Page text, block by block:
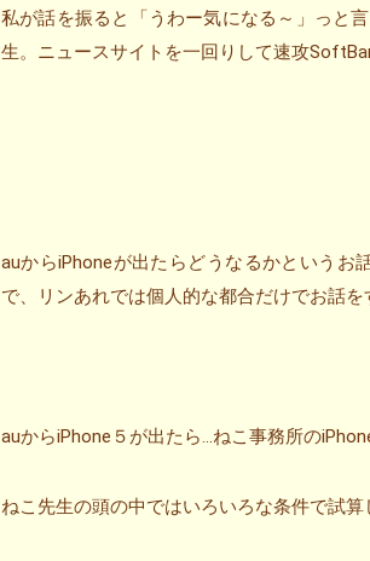
私が話を振ると「うわー気になる～」っと
生。ニュースサイトを一回りして速攻
auからiPhoneが出たらどうなるかというお
で、リンあれでは個人的な都合だけでお話を
auからiPhone５が出たら…ねこ事務所の
ねこ先生の頭の中ではいろいろな条件で試算